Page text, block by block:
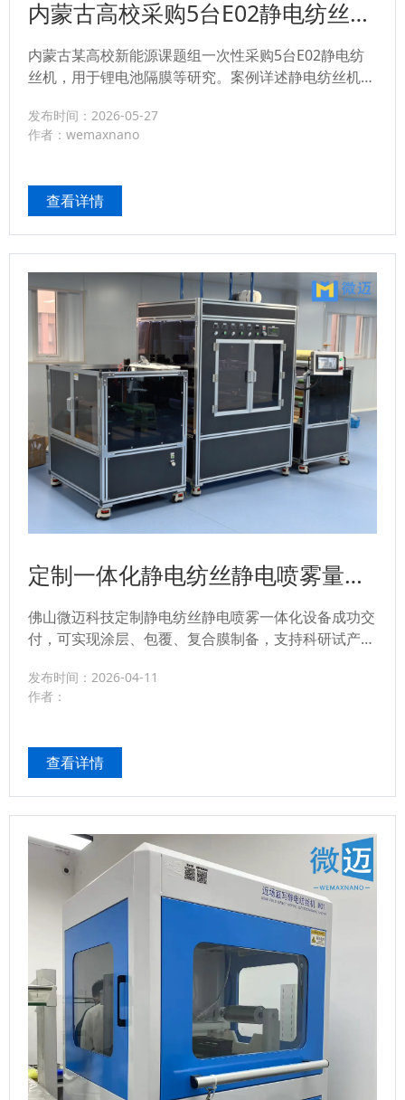
内蒙古高校采购5台E02静电纺丝机
用于新能源研究
内蒙古某高校新能源课题组一次性采购5台E02静电纺
丝机，用于锂电池隔膜等研究。案例详述静电纺丝机
落地的服务和保障。真实客户反馈，助您选型参考。...
发布时间：2026-05-27
作者：wemaxnano
查看详情
定制一体化静电纺丝静电喷雾量产
设备—佛山微迈科技客户案例
佛山微迈科技定制静电纺丝静电喷雾一体化设备成功交
付，可实现涂层、包覆、复合膜制备，支持科研试产与
发布时间：2026-04-11
作者：
查看详情